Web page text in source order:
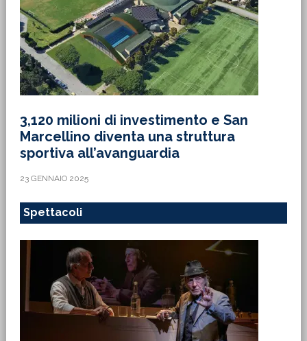
3,120 milioni di investimento e San
Marcellino diventa una struttura
sportiva all’avanguardia
23 GENNAIO 2025
Spettacoli